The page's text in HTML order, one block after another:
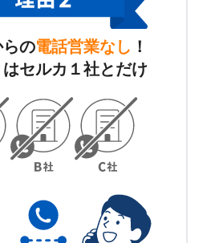
の電話営業なし ！
セルカ１社とだけ